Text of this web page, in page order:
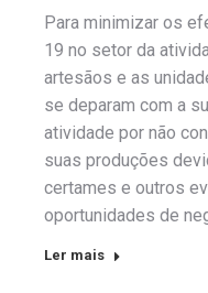
Para minimizar os
19 no setor da
artesãos e as
se deparam com a
atividade por não
suas produções
certames e outros
oportunidades de
Ler mais